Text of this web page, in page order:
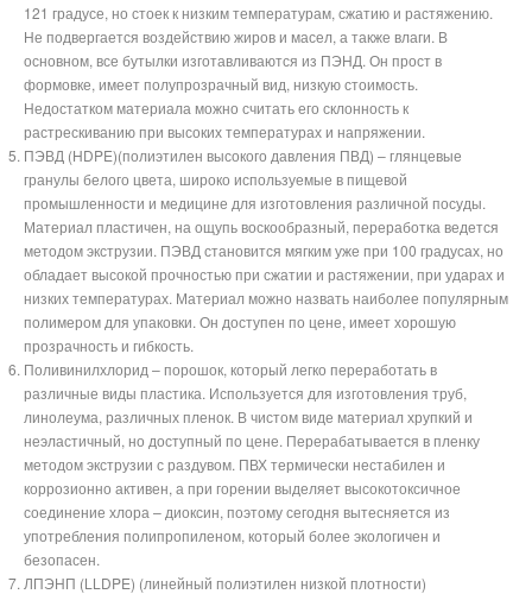
121 градусе, но стоек к низким температурам, сжатию и растяжению.
Не подвергается воздействию жиров и масел, а также влаги. В
основном, все бутылки изготавливаются из ПЭНД. Он прост в
формовке, имеет полупрозрачный вид, низкую стоимость.
Недостатком материала можно считать его склонность к
растрескиванию при высоких температурах и напряжении.
ПЭВД (HDPE)(полиэтилен высокого давления ПВД) – глянцевые
гранулы белого цвета, широко используемые в пищевой
промышленности и медицине для изготовления различной посуды.
Материал пластичен, на ощупь воскообразный, переработка ведется
методом экструзии. ПЭВД становится мягким уже при 100 градусах, но
обладает высокой прочностью при сжатии и растяжении, при ударах и
низких температурах. Материал можно назвать наиболее популярным
полимером для упаковки. Он доступен по цене, имеет хорошую
прозрачность и гибкость.
Поливинилхлорид – порошок, который легко переработать в
различные виды пластика. Используется для изготовления труб,
линолеума, различных пленок. В чистом виде материал хрупкий и
неэластичный, но доступный по цене. Перерабатывается в пленку
методом экструзии с раздувом. ПВХ термически нестабилен и
коррозионно активен, а при горении выделяет высокотоксичное
соединение хлора – диоксин, поэтому сегодня вытесняется из
употребления полипропиленом, который более экологичен и
безопасен.
ЛПЭНП (LLDPE) (линейный полиэтилен низкой плотности)